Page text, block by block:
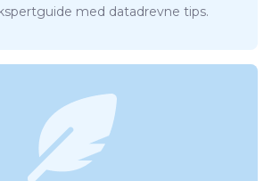
med datadrevne tips.